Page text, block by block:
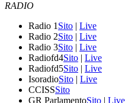
RADIO
Radio 1 Sito | Live
Radio 2Sito | Live
Radio 3Sito | Live
Radiofd4Sito | Live
Radiofd5Sito | Live
IsoradioSito | Live
CCISSSito
GR ParlamentoSito | Live